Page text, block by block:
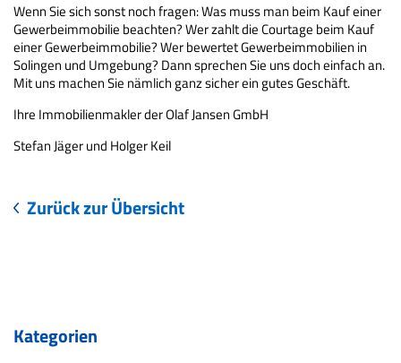
Wenn Sie sich sonst noch fragen: Was muss man beim Kauf einer
Gewerbeimmobilie beachten? Wer zahlt die Courtage beim Kauf
einer Gewerbeimmobilie? Wer bewertet Gewerbeimmobilien in
Solingen und Umgebung? Dann sprechen Sie uns doch einfach an.
Mit uns machen Sie nämlich ganz sicher ein gutes Geschäft.
Ihre Immobilienmakler der Olaf Jansen GmbH
Stefan Jäger und Holger Keil
Zurück zur Übersicht
Kategorien